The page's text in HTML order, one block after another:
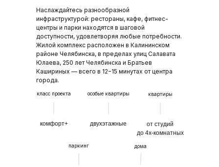
Наслаждайтесь разнообразной
инфраструктурой: рестораны, кафе, фитнес-
центры и парки находятся в шаговой
доступности, удовлетворяя любые потребности.
Жилой комплекс расположен в Калининском
районе Челябинска, в пределах улиц Салавата
Юлаева, 250 лет Челябинска и Братьев
Кашириных — всего в 12−15 минутах от центра
города.
класс проекта
комфорт+
паркинг
особые квартиры
двухэтажные
дома
квартиры
от студий
до 4х-комнатных